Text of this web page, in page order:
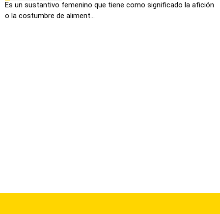
Es un sustantivo femenino que tiene como significado la afición
o la costumbre de aliment...